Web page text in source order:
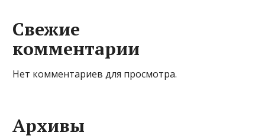
Свежие
комментарии
Нет комментариев для просмотра.
Архивы